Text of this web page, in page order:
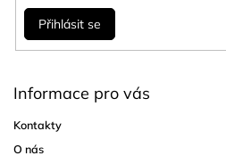
Přihlásit se
Informace pro vás
Kontakty
O nás